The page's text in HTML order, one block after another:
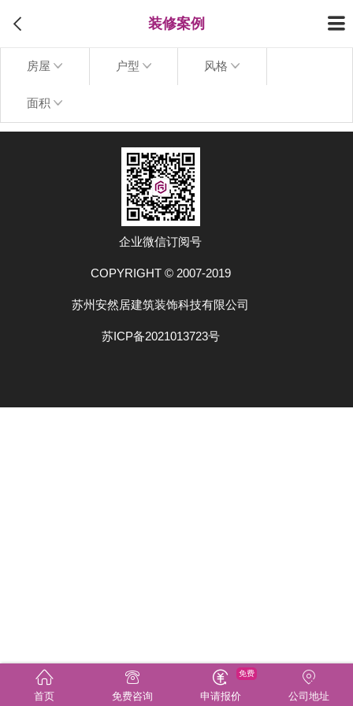
装修案例
房屋 户型 风格
面积
企业微信订阅号
COPYRIGHT © 2007-2019
苏州安然居建筑装饰科技有限公司
苏ICP备2021013723号
首页 免费咨询 申请报价
免费
公司地址